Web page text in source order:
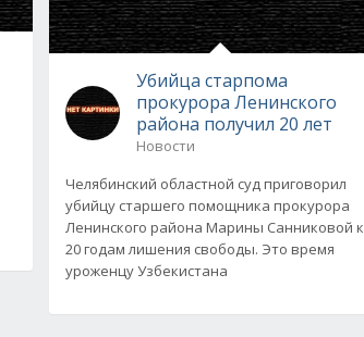
Убийца старпома
прокурора Ленинского
района получил 20 лет
Новости
Челябинский областной суд приговорил
убийцу старшего помощника прокурора
Ленинского района Марины Санниковой к
20 годам лишения свободы. Это время
уроженцу Узбекистана